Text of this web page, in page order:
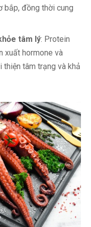
bắp, đồng thời cung
tâm lý: Protein
xuất hormone và
tâm trạng và khả